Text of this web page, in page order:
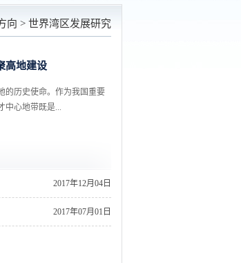
向 > 世界湾区发展研究
高地建设
的历史使命。作为我国重要
中心地带既是...
2017年12月04日
2017年07月01日